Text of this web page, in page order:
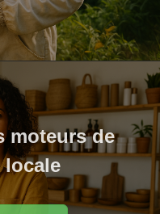
moteurs de
locale